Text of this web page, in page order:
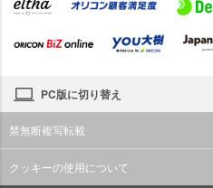
PC版に切り替え
禁無断複写転載
クッキーの使用について